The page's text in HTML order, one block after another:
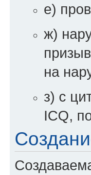
е)
ж)
на
з) с
ICQ,